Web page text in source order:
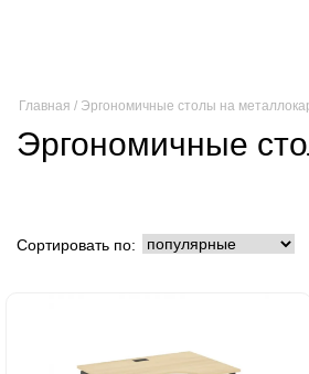
Главная Эргономичные столы на
Эргономичные
Сортировать по: